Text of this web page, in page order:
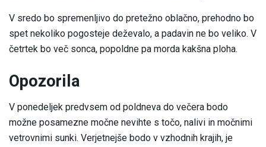
V sredo bo spremenljivo do pretežno oblačno, prehodno bo
spet nekoliko pogosteje deževalo, a padavin ne bo veliko. V
četrtek bo več sonca, popoldne pa morda kakšna ploha.
Opozorila
V ponedeljek predvsem od poldneva do večera bodo
možne posamezne močne nevihte s točo, nalivi in močnimi
vetrovnimi sunki. Verjetnejše bodo v vzhodnih krajih, je